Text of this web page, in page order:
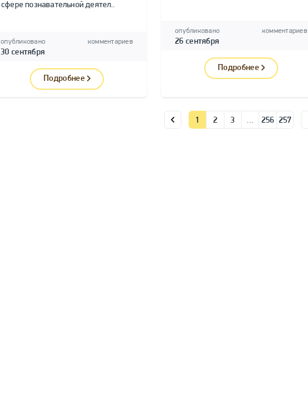
сфере познавательной деятел..
опубликовано
30 сентября
комментариев
Подробнее
опубликовано
26 сентября
комментариев
Подробнее
1 2 3 … 256 257